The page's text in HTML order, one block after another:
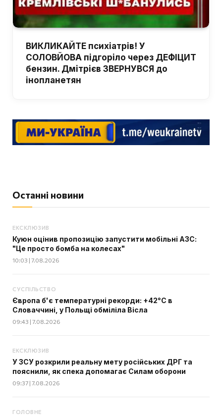
ВИКЛИКАЙТЕ психіатрів! У
СОЛОВЙОВА підгоріло через ДЕФІЦИТ
бензин. Дмітрієв ЗВЕРНУВСЯ до
інопланетян
Останні новини
ЕКСКЛЮЗИВ
Куюн оцінив пропозицію запустити мобільні АЗС:
"Це просто бомба на колесах"
10:03 | 7.08.2026
СУСПІЛЬСТВО
Європа б'є температурні рекорди: +42°C в
Словаччині, у Польщі обміліла Вісла
09:43 | 7.08.2026
ЕКСКЛЮЗИВ
У ЗСУ розкрили реальну мету російських ДРГ та
пояснили, як спека допомагає Силам оборони
09:37 | 7.08.2026
ГОЛОВНЕ